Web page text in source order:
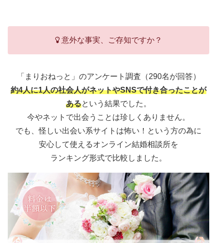
意外な事実、ご存知ですか？
「まりおねっと」のアンケート調査（290名が回答）
約4人に1人の社会人がネットやSNSで付き合ったことが
あるという結果でした。
今やネットで出会うことは珍しくありません。
でも、怪しい出会い系サイトは怖い！という方の為に
安心して使えるオンライン結婚相談所を
ランキング形式で比較しました。